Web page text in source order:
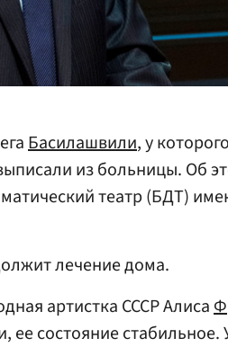
Басилашвили, у
из больницы. Об
театр (БДТ)
лечение дома.
артистка СССР Алиса
ее состояние стабильное.